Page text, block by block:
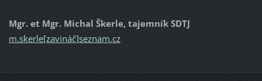
Mgr. et Mgr. Michal Škerle, tajemník SDTJ
m.skerle[zavináč]seznam.cz